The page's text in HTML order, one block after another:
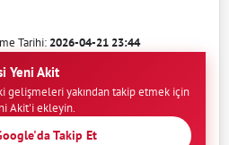
Tarihi:2026-04-21 23:44
Yeni Akit
gelişmeleri yakından takip etmek için
Akit'i ekleyin.
Takip Et